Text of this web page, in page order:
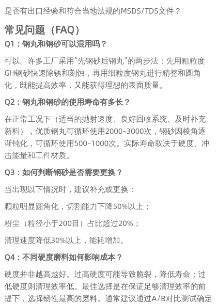
是否有出口经验和符合当地法规的MSDS/TDS文件？
常见问题（FAQ）
Q1：钢丸和钢砂可以混用吗？
可以。许多工厂采用“先钢砂后钢丸”的两步法：先用粗粒度
GH钢砂快速除锈和刻蚀，再用细粒度钢丸进行精整和圆角
化，既能提高效率，又能获得理想的表面质量。
Q2：钢丸和钢砂的使用寿命有多长？
在正常工况下（适当的抛射速度、良好回收系统、及时补充
新料），优质钢丸可循环使用2000–3000次，钢砂因棱角逐
渐钝化，可循环使用500–1000次。实际寿命取决于硬度、冲
击能量和工件材质。
Q3：如何判断钢砂是否需要更换？
当出现以下情况时，建议补充或更换：
颗粒明显圆角化，切割能力下降50%以上；
粉尘（粒径小于200目）占比超过20%；
清理速度降低30%以上，能耗增加。
Q4：不同硬度磨料如何影响成本？
硬度并非越高越好。过高硬度可能导致脆裂，降低寿命；过
低硬度则清理效率低。最佳选择是在保证足够清理效率的前
提下，选择韧性最高的磨料。通常建议通过A/B对比测试确定